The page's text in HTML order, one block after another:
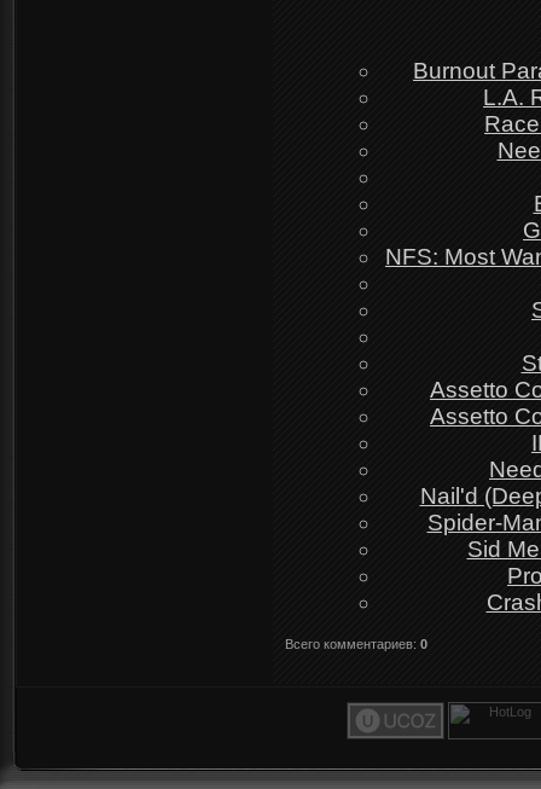
Burnout
L.A.
NFS: Most
Assetto
Assetto
Nail'd
Spider-
Sid
Всего комментариев: 0